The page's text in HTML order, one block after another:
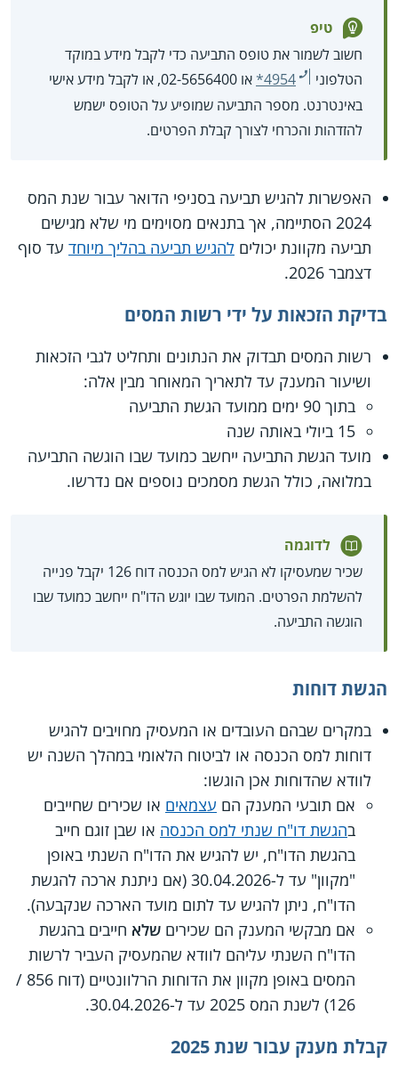
טיפ
חשוב לשמור את טופס התביעה כדי לקבל מידע במוקד
הטלפוני
*4954
או 02-5656400, או לקבל מידע אישי
באינטרנט. מספר התביעה שמופיע על הטופס ישמש
להזדהות והכרחי לצורך קבלת הפרטים.
האפשרות להגיש תביעה בסניפי הדואר עבור שנת המס
2024 הסתיימה, אך בתנאים מסוימים מי שלא מגישים
תביעה מקוונת יכולים להגיש תביעה בהליך מיוחד עד סוף
דצמבר 2026.
בדיקת הזכאות על ידי רשות המסים
רשות המסים תבדוק את הנתונים ותחליט לגבי הזכאות
ושיעור המענק עד לתאריך המאוחר מבין אלה:
בתוך 90 ימים ממועד הגשת התביעה
15 ביולי באותה שנה
מועד הגשת התביעה ייחשב כמועד שבו הוגשה התביעה
במלואה, כולל הגשת מסמכים נוספים אם נדרשו.
לדוגמה
שכיר שמעסיקו לא הגיש למס הכנסה דוח 126 יקבל פנייה
להשלמת הפרטים. המועד שבו יוגש הדו"ח ייחשב כמועד שבו
הוגשה התביעה.
הגשת דוחות
במקרים שבהם העובדים או המעסיק מחויבים להגיש
דוחות למס הכנסה או לביטוח הלאומי במהלך השנה יש
לוודא שהדוחות אכן הוגשו:
אם תובעי המענק הם עצמאים או שכירים שחייבים
בהגשת דו"ח שנתי למס הכנסה או שבן זוגם חייב
בהגשת הדו"ח, יש להגיש את הדו"ח השנתי באופן
"מקוון" עד ל-30.04.2026 (אם ניתנת ארכה להגשת
הדו"ח, ניתן להגיש עד לתום מועד הארכה שנקבעה).
אם מבקשי המענק הם שכירים שלא חייבים בהגשת
הדו"ח השנתי עליהם לוודא שהמעסיק העביר לרשות
המסים באופן מקוון את הדוחות הרלוונטיים (דוח 856 /
126) לשנת המס 2025 עד ל-30.04.2026.
קבלת מענק עבור שנת 2025